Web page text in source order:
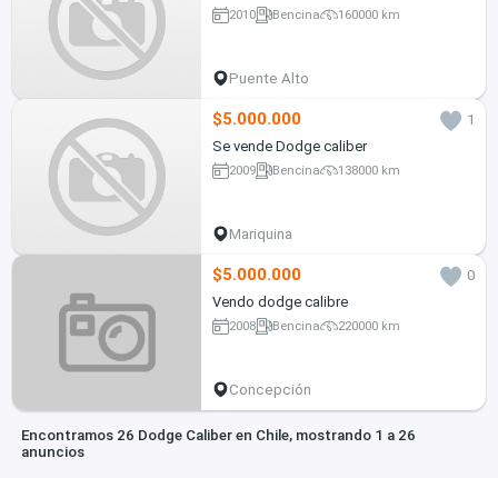
2010 Bencina 160000 km
Puente Alto
$5.000.000
1
Se vende Dodge caliber
2009 Bencina 138000 km
Mariquina
$5.000.000
0
Vendo dodge calibre
2008 Bencina 220000 km
Concepción
Encontramos 26 Dodge Caliber en Chile, mostrando 1 a 26
anuncios